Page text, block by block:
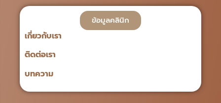
ข้อมูลคลินิก
เกี่ยวกับเรา
ติดต่อเรา
บทความ